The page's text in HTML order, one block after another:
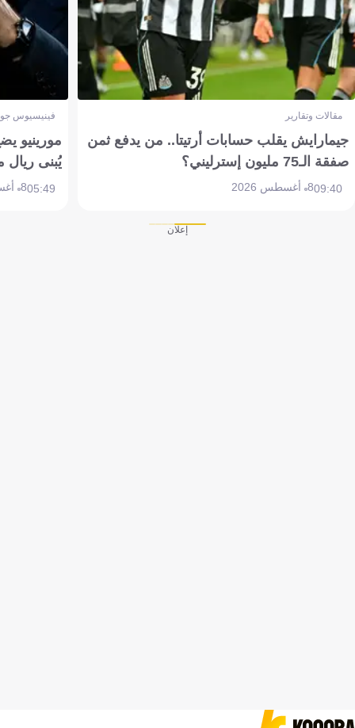
مقالات وتقارير
جيمارايش يقلب حسابات أرتيتا.. من يدفع ثمن
صفقة الـ75 مليون إسترليني؟
09:408 أغسطس 2026
فينيسيوس
مورينيو
يُبنى ريال
05:498 أغسطس 2026
إعلان